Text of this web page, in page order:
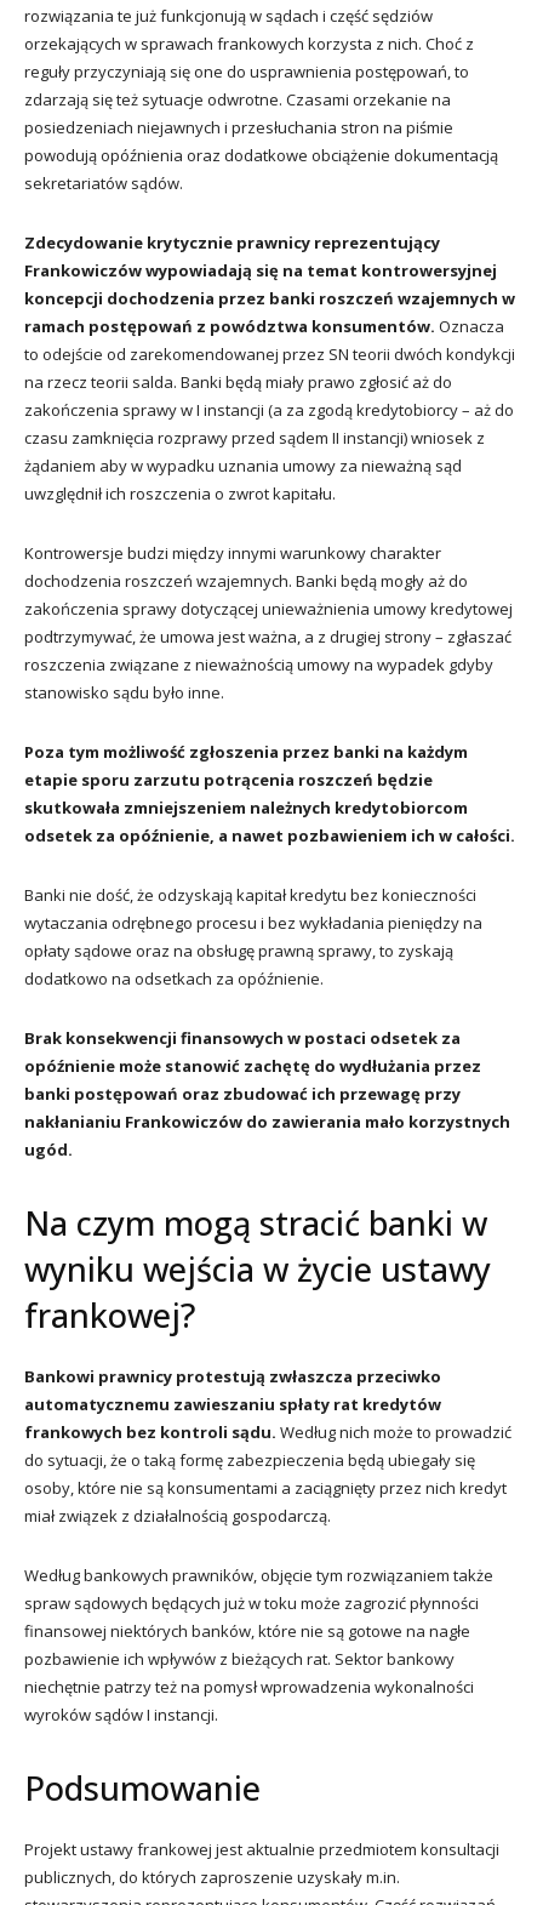
rozwiązania te już funkcjonują w sądach i część sędziów
orzekających w sprawach frankowych korzysta z nich. Choć z
reguły przyczyniają się one do usprawnienia postępowań, to
zdarzają się też sytuacje odwrotne. Czasami orzekanie na
posiedzeniach niejawnych i przesłuchania stron na piśmie
powodują opóźnienia oraz dodatkowe obciążenie dokumentacją
sekretariatów sądów.
Zdecydowanie krytycznie prawnicy reprezentujący
Frankowiczów wypowiadają się na temat kontrowersyjnej
koncepcji dochodzenia przez banki roszczeń wzajemnych w
ramach postępowań z powództwa konsumentów. Oznacza
to odejście od zarekomendowanej przez SN teorii dwóch kondykcji
na rzecz teorii salda. Banki będą miały prawo zgłosić aż do
zakończenia sprawy w I instancji (a za zgodą kredytobiorcy – aż do
czasu zamknięcia rozprawy przed sądem II instancji) wniosek z
żądaniem aby w wypadku uznania umowy za nieważną sąd
uwzględnił ich roszczenia o zwrot kapitału.
Kontrowersje budzi między innymi warunkowy charakter
dochodzenia roszczeń wzajemnych. Banki będą mogły aż do
zakończenia sprawy dotyczącej unieważnienia umowy kredytowej
podtrzymywać, że umowa jest ważna, a z drugiej strony – zgłaszać
roszczenia związane z nieważnością umowy na wypadek gdyby
stanowisko sądu było inne.
Poza tym możliwość zgłoszenia przez banki na każdym
etapie sporu zarzutu potrącenia roszczeń będzie
skutkowała zmniejszeniem należnych kredytobiorcom
odsetek za opóźnienie, a nawet pozbawieniem ich w całości.
Banki nie dość, że odzyskają kapitał kredytu bez konieczności
wytaczania odrębnego procesu i bez wykładania pieniędzy na
opłaty sądowe oraz na obsługę prawną sprawy, to zyskają
dodatkowo na odsetkach za opóźnienie.
Brak konsekwencji finansowych w postaci odsetek za
opóźnienie może stanowić zachętę do wydłużania przez
banki postępowań oraz zbudować ich przewagę przy
nakłanianiu Frankowiczów do zawierania mało korzystnych
ugód.
Na czym mogą stracić banki w
wyniku wejścia w życie ustawy
frankowej?
Bankowi prawnicy protestują zwłaszcza przeciwko
automatycznemu zawieszaniu spłaty rat kredytów
frankowych bez kontroli sądu. Według nich może to prowadzić
do sytuacji, że o taką formę zabezpieczenia będą ubiegały się
osoby, które nie są konsumentami a zaciągnięty przez nich kredyt
miał związek z działalnością gospodarczą.
Według bankowych prawników, objęcie tym rozwiązaniem także
spraw sądowych będących już w toku może zagrozić płynności
finansowej niektórych banków, które nie są gotowe na nagłe
pozbawienie ich wpływów z bieżących rat. Sektor bankowy
niechętnie patrzy też na pomysł wprowadzenia wykonalności
wyroków sądów I instancji.
Podsumowanie
Projekt ustawy frankowej jest aktualnie przedmiotem konsultacji
publicznych, do których zaproszenie uzyskały m.in.